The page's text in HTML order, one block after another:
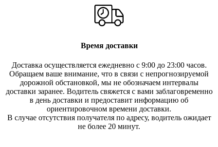
Время доставки
Доставка осуществляется ежедневно с 9:00 до 23:00 часов.
Обращаем ваше внимание, что в связи с непрогнозируемой
дорожной обстановкой, мы не обозначаем интервалы
доставки заранее. Водитель свяжется с вами заблаговременно
в день доставки и предоставит информацию об
ориентировочном времени доставки.
В случае отсутствия получателя по адресу, водитель ожидает
не более 20 минут.